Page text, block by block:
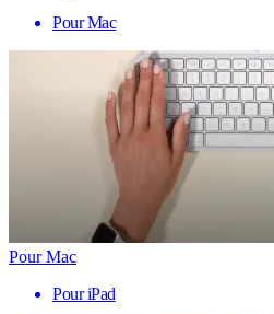
Pour Mac
Pour Mac
Pour iPad